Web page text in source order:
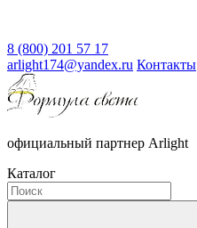
8 (800) 201 57 17
arlight174@yandex.ru Контакты
официальный партнер Arlight
Каталог